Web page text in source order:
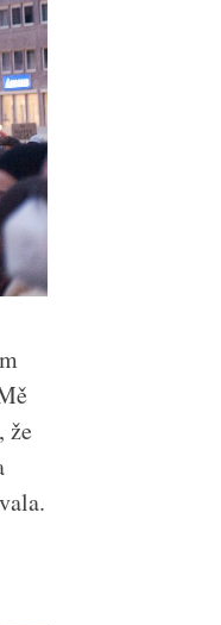
že